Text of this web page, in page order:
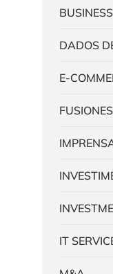
BUSINESS
DADOS
E-
IT